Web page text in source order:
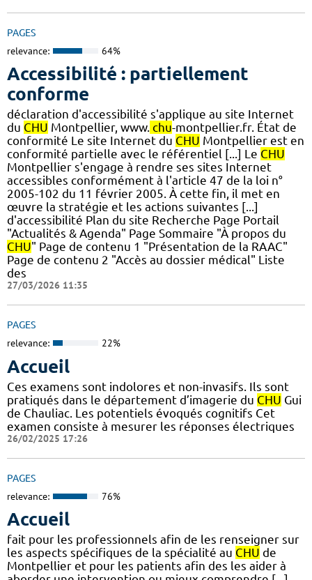
PAGES
relevance: 64%
Accessibilité : partiellement
conforme
déclaration d'accessibilité s'applique au site Internet
du CHU Montpellier, www. chu-montpellier.fr. État de
conformité Le site Internet du CHU Montpellier est en
conformité partielle avec le référentiel [...] Le CHU
Montpellier s'engage à rendre ses sites Internet
accessibles conformément à l'article 47 de la loi n°
2005-102 du 11 février 2005. À cette fin, il met en
œuvre la stratégie et les actions suivantes [...]
d'accessibilité Plan du site Recherche Page Portail
"Actualités & Agenda" Page Sommaire "À propos du
CHU" Page de contenu 1 "Présentation de la RAAC"
Page de contenu 2 "Accès au dossier médical" Liste
des
27/03/2026 11:35
PAGES
relevance: 22%
Accueil
Ces examens sont indolores et non-invasifs. Ils sont
pratiqués dans le département d’imagerie du CHU Gui
de Chauliac. Les potentiels évoqués cognitifs Cet
examen consiste à mesurer les réponses électriques
26/02/2025 17:26
PAGES
relevance: 76%
Accueil
fait pour les professionnels afin de les renseigner sur
les aspects spécifiques de la spécialité au CHU de
Montpellier et pour les patients afin des les aider à